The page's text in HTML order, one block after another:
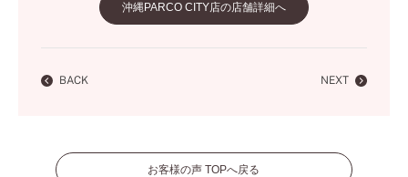
沖縄PARCO CITY店の店舗詳細へ
BACK NEXT
お客様の声 TOPへ戻る